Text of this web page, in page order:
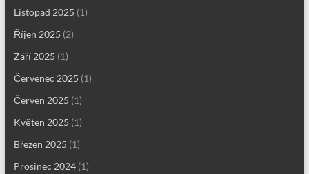
Listopad 2025 (1)
Říjen 2025 (2)
Září 2025 (1)
Červenec 2025 (1)
Červen 2025 (1)
Květen 2025 (1)
Březen 2025 (1)
Prosinec 2024(1)